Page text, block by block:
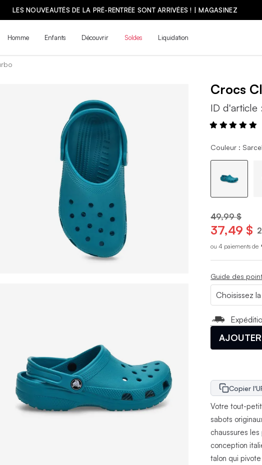
NOUVEAUTÉS DE LA PRÉ-RENTRÉE SONT ARRIVÉES ! | MAGASINEZ
Homme Enfants Découvrir Soldes Liquidation
Crocs
ID
Couleur :
49,99 $
37,49 $
ou 4 paiements de
Guide des
Copier
Votre tout-
sabots
chaussures
conception
talon qui